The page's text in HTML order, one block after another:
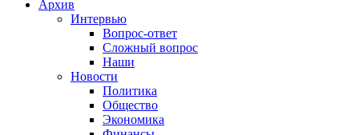
Архив
Интервью
Вопрос-ответ
Сложный вопрос
Наши
Новости
Политика
Общество
Экономика